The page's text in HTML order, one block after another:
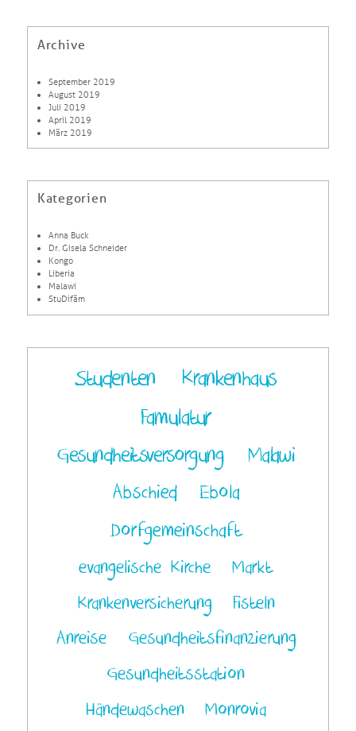
Archive
September 2019
August 2019
Juli 2019
April 2019
März 2019
Kategorien
Anna Buck
Dr. Gisela Schneider
Kongo
Liberia
Malawi
StuDifäm
Studenten
Krankenhaus
Famulatur
Gesundheitsversorgung Malawi
Abschied
Ebola
Dorfgemeinschaft
evangelische Kirche
Markt
Krankenversicherung
Fisteln
Anreise
Gesundheitsfinanzierung
Gesundheitsstation
Händewaschen
Monrovia